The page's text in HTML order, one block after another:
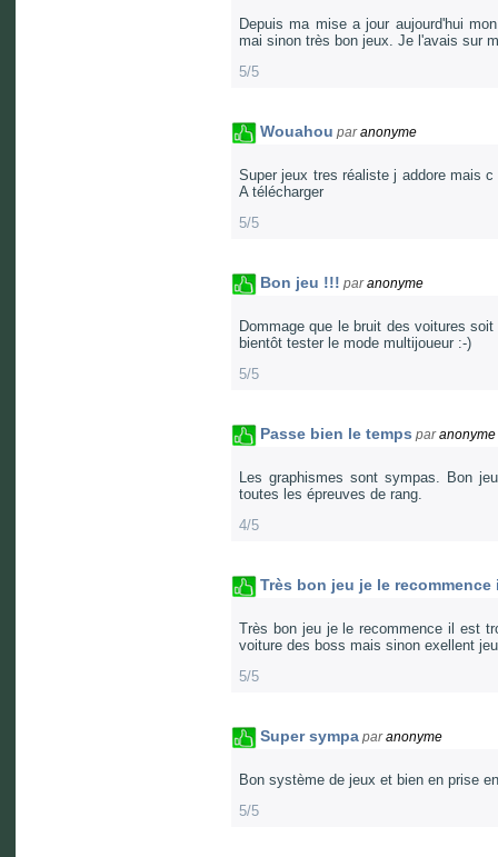
Depuis ma mise a jour aujourd'hui
mai sinon très bon jeux. Je l'avais sur
5/5
Wouahou paranonyme
Super jeux tres réaliste j addore mais
A télécharger
5/5
Bon jeu !!! paranonyme
Dommage que le bruit des voitures
bientôt tester le mode multijoueur :-)
5/5
Passe bien le temps paranonyme
Les graphismes sont sympas. Bon
toutes les épreuves de rang.
4/5
Très bon jeu je le
Très bon jeu je le recommence il est
voiture des boss mais sinon exellent
5/5
Super sympa paranonyme
Bon système de jeux et bien en prise
5/5